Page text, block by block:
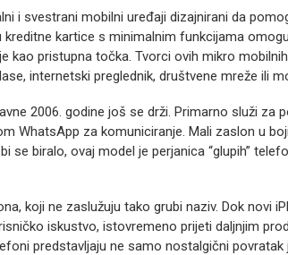
i svestrani mobilni uređaji dizajnirani da
kartice s minimalnim funkcijama
kao pristupna točka. Tvorci ovih mikro
internetski preglednik, društvene mreže ili
2006. godine još se drži. Primarno služi za
WhatsApp za komuniciranje. Mali zaslon u
se biralo, ovaj model je perjanica “glupih”
koji ne zaslužuju tako grubi naziv. Dok novi
iskustvo, istovremeno prijeti daljnjim
predstavljaju ne samo nostalgični